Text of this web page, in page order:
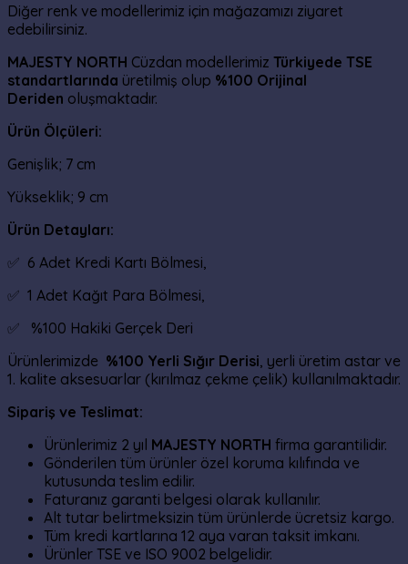
Diğer renk ve modellerimiz için mağazamızı ziyaret
edebilirsiniz.
MAJESTY NORTH Cüzdan modellerimiz Türkiyede TSE
standartlarında üretilmiş olup %100 Orijinal
Deriden oluşmaktadır.
Ürün Ölçüleri:
Genişlik; 7 cm
Yükseklik; 9 cm
Ürün Detayları:
✅ 6 Adet Kredi Kartı Bölmesi,
✅ 1 Adet Kağıt Para Bölmesi,
✅ %100 Hakiki Gerçek Deri
Ürünlerimizde %100 Yerli Sığır Derisi , yerli üretim astar ve
1. kalite aksesuarlar (kırılmaz çekme çelik) kullanılmaktadır.
Sipariş ve Teslimat:
Ürünlerimiz 2 yıl MAJESTY NORTH firma garantilidir.
Gönderilen tüm ürünler özel koruma kılıfında ve
kutusunda teslim edilir.
Faturanız garanti belgesi olarak kullanılır.
Alt tutar belirtmeksizin tüm ürünlerde ücretsiz kargo.
Tüm kredi kartlarına 12 aya varan taksit imkanı.
Ürünler TSE ve ISO 9002 belgelidir.